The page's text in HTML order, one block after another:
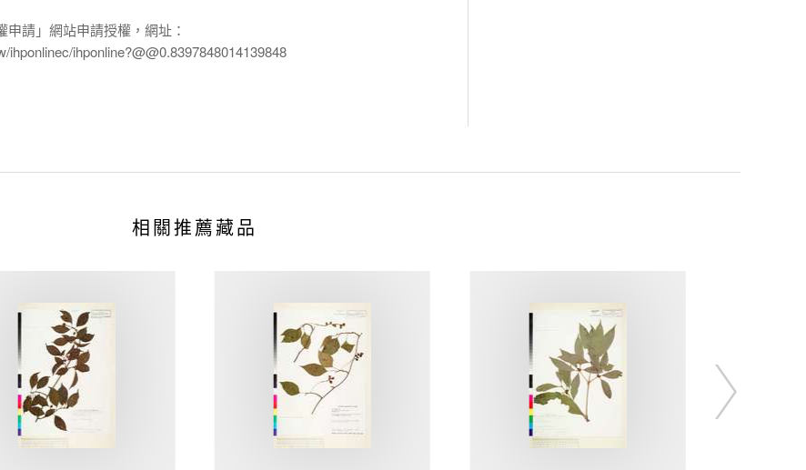
請」網站申請授權，網址：
ihponlinec/ihponline?@@0.8397848014139848
相關推薦藏品